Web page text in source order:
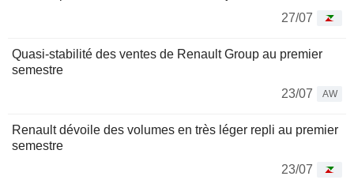
27/07
Quasi-stabilité des ventes de Renault Group au premier
semestre
23/07
AW
Renault dévoile des volumes en très léger repli au premier
semestre
23/07